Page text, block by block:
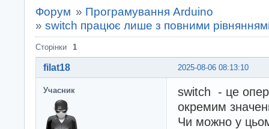
Форум » Програмування Arduino
» switch працює лише з повними
Сторінки 1
2025-08-06 08:13:10
filat18
Учасник
switch - це
окремим
Чи можно у